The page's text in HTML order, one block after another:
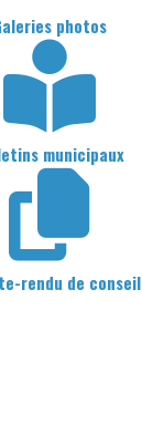
photos
municipaux
rendu de conseil